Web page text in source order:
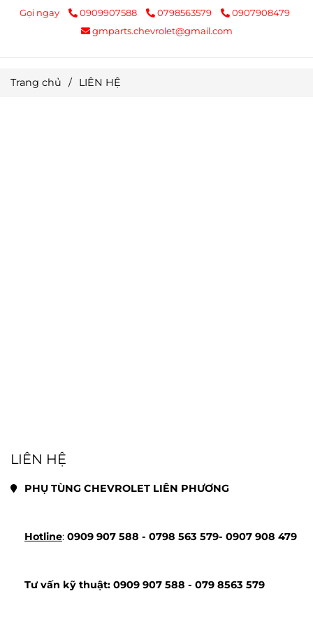
Gọi ngay 0909907588 0798563579
0907908479
gmparts.chevrolet@gmail.com
Trang chủ / LIÊN HỆ
LIÊN HỆ
PHỤ TÙNG CHEVROLET LIÊN PHƯƠNG
Hotline: 0909 907 588 - 0798 563 579- 0907 908 479
Tư vấn kỹ thuật: 0909 907 588 - 079 8563 579